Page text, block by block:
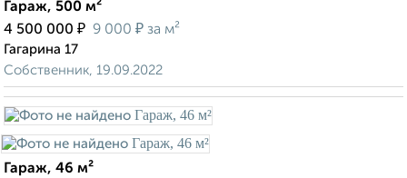
Гараж, 500 м²
4 500 000 ₽ 9 000 ₽ за м²
Гагарина 17
Собственник, 19.09.2022
Гараж, 46 м²